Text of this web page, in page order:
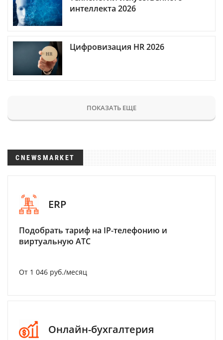
интеллекта 2026
Цифровизация HR 2026
ПОКАЗАТЬ ЕЩЕ
CNEWSMARKET
ERP
Подобрать тариф на IP-телефонию и
виртуальную АТС
От 1 046 руб./месяц
Онлайн-бухгалтерия